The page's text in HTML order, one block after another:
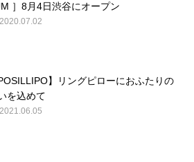
］8月4日渋谷にオープン
2020.07.02
POSILLIPO】リングピローにおふたりの
を込めて
2021.06.05